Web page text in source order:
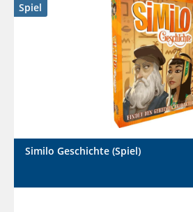
Spiel
Similo Geschichte (Spiel)